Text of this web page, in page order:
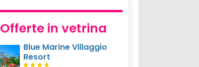
Offerte in vetrina
Blue Marine Villaggio
Resort